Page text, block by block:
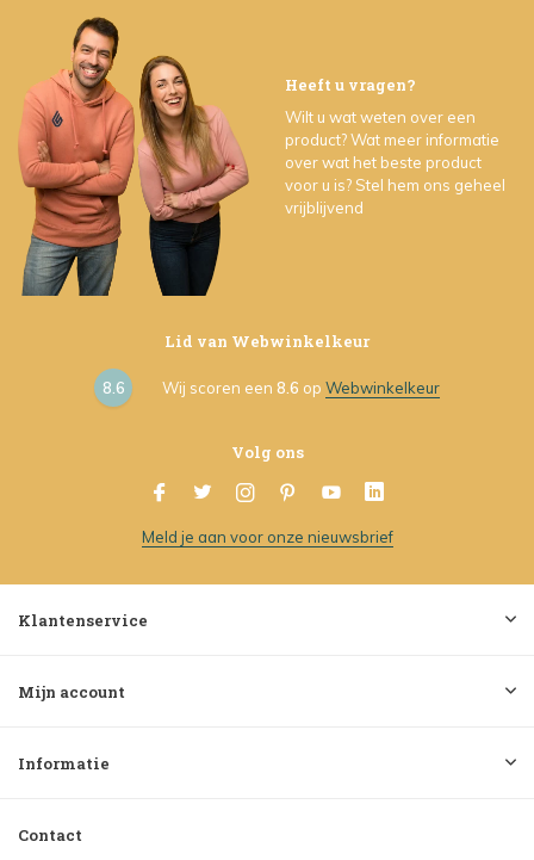
Heeft u vragen?
Wilt u wat weten over een
product? Wat meer informatie
over wat het beste product
voor u is? Stel hem ons geheel
vrijblijvend
Lid van Webwinkelkeur
8.6 Wij scoren een 8.6 op Webwinkelkeur
Volg ons
Meld je aan voor onze nieuwsbrief
Klantenservice
Mijn account
Informatie
Contact